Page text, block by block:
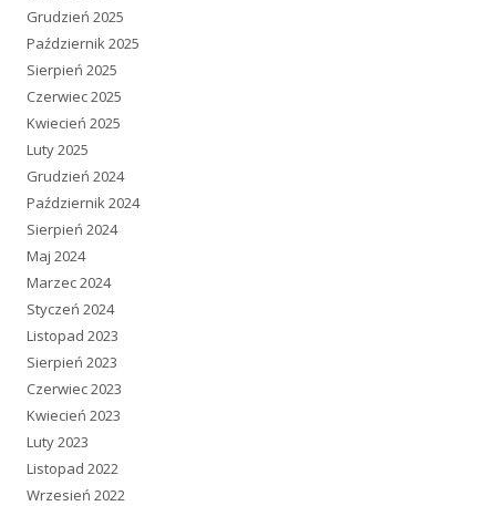
Grudzień 2025
Październik 2025
Sierpień 2025
Czerwiec 2025
Kwiecień 2025
Luty 2025
Grudzień 2024
Październik 2024
Sierpień 2024
Maj 2024
Marzec 2024
Styczeń 2024
Listopad 2023
Sierpień 2023
Czerwiec 2023
Kwiecień 2023
Luty 2023
Listopad 2022
Wrzesień 2022